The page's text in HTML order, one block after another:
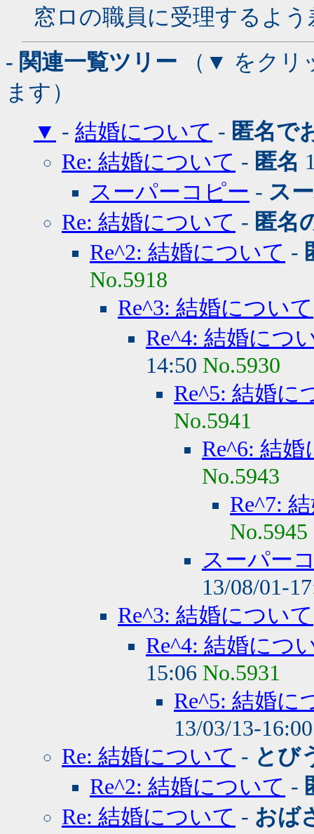
窓ロの職員に受理するよ
- 関連一覧ツリー （▼ をクリ
ます）
▼ - 結婚について - 匿名で
Re: 結婚について - 匿名
スーパーコピー - ス
Re: 結婚について - 匿名
Re^2: 結婚について -
No.5918
Re^3: 結婚について
Re^4: 結婚につ
14:50 No.5930
Re^5: 結婚に
No.5941
Re^6: 結
No.5943
Re^7:
No.5945
スーパー
13/08/01-
Re^3: 結婚について
Re^4: 結婚につ
15:06 No.5931
Re^5: 結婚に
13/03/13-
Re: 結婚について - とび
Re^2: 結婚について -
Re: 結婚について - おば